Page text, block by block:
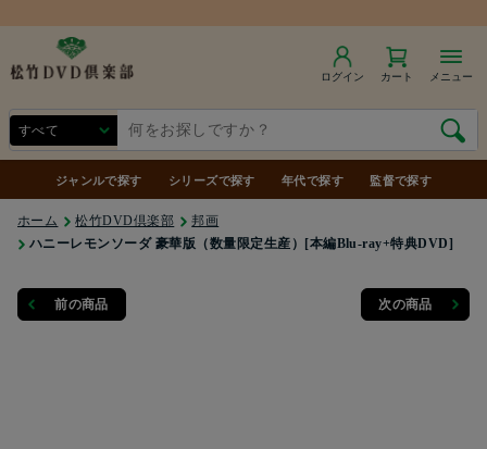
ログイン カート メニュー
ジャンルで探す シリーズで探す 年代で探す 監督で探す
ホーム 松竹DVD倶楽部
邦画
ハニーレモンソーダ 豪華版（数量限定生産）[本編Blu-ray+特典DVD]
前の商品 次の商品